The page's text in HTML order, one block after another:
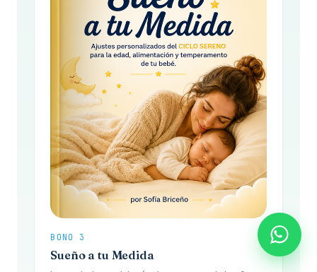
BONO 3
Sueño a tu Medida